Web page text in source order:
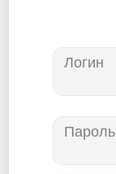
Логин
Пароль